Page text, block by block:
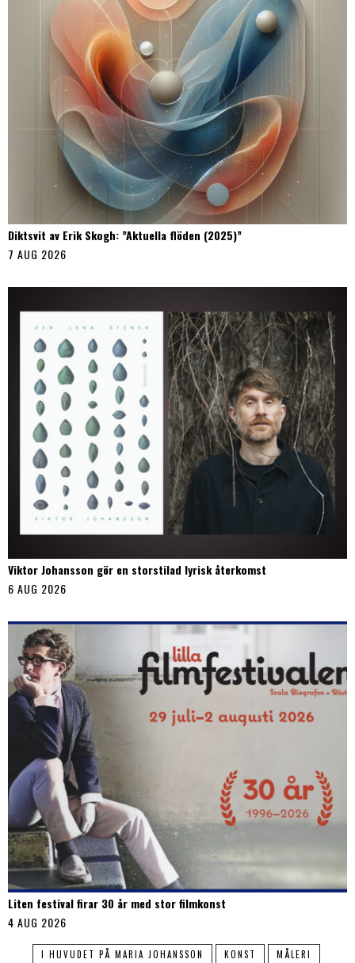
Diktsvit av Erik Skogh: ”Aktuella flöden (2025)”
7 AUG 2026
Viktor Johansson gör en storstilad lyrisk återkomst
6 AUG 2026
Liten festival firar 30 år med stor filmkonst
4 AUG 2026
I HUVUDET PÅ MARIA JOHANSSON KONST MÅLERI